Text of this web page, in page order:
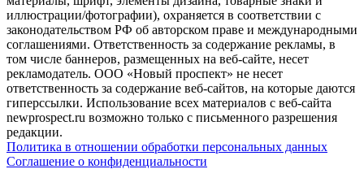
иллюстрации/фотографии), охраняется в соответствии с
законодательством РФ об авторском праве и международными
соглашениями. Ответственность за содержание рекламы, в
том числе баннеров, размещенных на веб-сайте, несет
рекламодатель. ООО «Новый проспект» не несет
ответственность за содержание веб-сайтов, на которые даются
гиперссылки. Использование всех материалов с веб-сайта
newprospect.ru возможно только с письменного разрешения
редакции.
Политика в отношении обработки персональных данных
Соглашение о конфиденциальности